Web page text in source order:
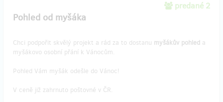
predané 2
Pohled od myšáka
Chci podpořit skvělý projekt a rád za to dostanu myšákův pohled a
myšákovo osobní přání k Vánocům.
Pohled Vám myšák odešle do Vánoc!
V ceně již zahrnuto poštovné v ČR.